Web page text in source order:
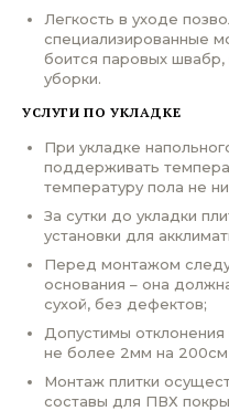
Легкость в уходе
специализированные
боится паровых
уборки.
УСЛУГИ ПО УКЛАДКЕ
При укладке
поддерживать
температуру пола не
За сутки до укладки
установки для
Перед монтажом
основания – она
сухой, без дефектов;
Допустимы
не более 2мм на
Монтаж плитки
составы для ПВХ